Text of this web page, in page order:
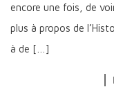
encore une fois, de
plus à propos de
à de […]